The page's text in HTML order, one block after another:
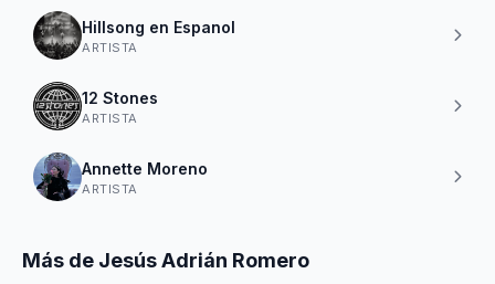
Hillsong en Espanol
ARTISTA
12 Stones
ARTISTA
Annette Moreno
ARTISTA
Más de Jesús Adrián Romero